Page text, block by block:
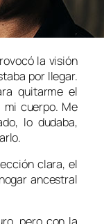
la visión
por llegar.
quitarme el
mi cuerpo. Me
lo dudaba,
clara, el
ancestral